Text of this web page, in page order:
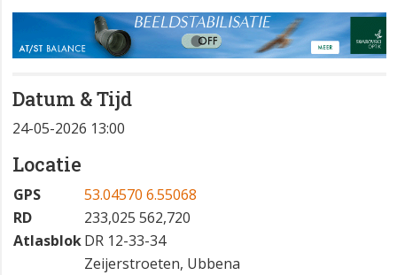
Datum & Tijd
24-05-2026 13:00
Locatie
GPS
53.04570 6.55068
RD
233,025 562,720
AtlasblokDR 12-33-34
Zeijerstroeten, Ubbena